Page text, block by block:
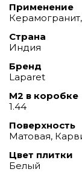
Применение
Страна
Индия
Бренд
Laparet
М2 в коробке
1.44
Поверхность
Матовая,
Цвет плитки
Белый